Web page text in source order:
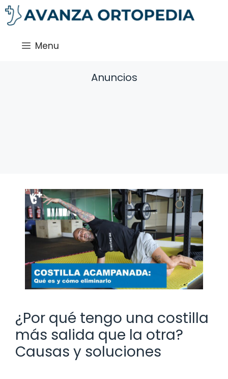
Saltar
al
Menu
Anuncios
¿Por qué tengo una costilla
más salida que la otra?
Causas y soluciones